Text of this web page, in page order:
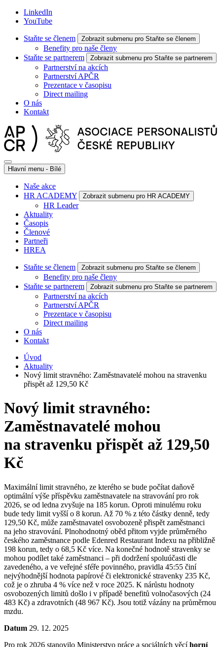
LinkedIn
YouTube
Staňte se členem Zobrazit submenu pro Staňte se členem
Benefity pro naše členy
Staňte se partnerem
Zobrazit submenu pro Staňte se partnerem
Partnerství na akcích
Partnerství APČR
Prezentace v časopisu
Direct mailing
O nás
Kontakt
Hlavní menu - Bílé
Naše akce
HR ACADEMY
Zobrazit submenu pro HR ACADEMY
HR Leader
Aktuality
Časopis
Členové
Partneři
HREA
Staňte se členem Zobrazit submenu pro Staňte se členem
Benefity pro naše členy
Staňte se partnerem
Zobrazit submenu pro Staňte se partnerem
Partnerství na akcích
Partnerství APČR
Prezentace v časopisu
Direct mailing
O nás
Kontakt
Úvod
Aktuality
Nový limit stravného: Zaměstnavatelé mohou na stravenku
přispět až 129,50 Kč
Nový limit stravného:
Zaměstnavatelé mohou
na stravenku přispět až 129,50
Kč
Maximální limit stravného, ze kterého se bude počítat daňově
optimální výše příspěvku zaměstnavatele na stravování pro rok
2026, se od ledna zvyšuje na 185 korun. Oproti minulému roku
bude tedy limit vyšší o 8 korun. Až 70 % z této částky denně, tedy
129,50 Kč, může zaměstnavatel osvobozeně přispět zaměstnanci
na jeho stravování. Plnohodnotný oběd přitom vyjde průměrného
českého zaměstnance podle Edenred Restaurant Indexu na přibližně
198 korun, tedy o 68,5 Kč více. Na konečné hodnotě stravenky se
mohou podílet také zaměstnanci – při dodržení spoluúčasti dle
zavedeného, a ve veřejné sféře povinného, pravidla 45:55 činí
nejvýhodnější hodnota papírové či elektronické stravenky 235 Kč,
což je o zhruba 4 % více než v roce 2025. K nárůstu hodnoty
osvobozených limitů došlo i v případě benefitů volnočasových (24
483 Kč) a zdravotních (48 967 Kč). Jsou totiž vázány na průměrnou
mzdu.
Datum 29. 12. 2025
Pro rok 2026 stanovilo Ministerstvo práce a sociálních věcíhorní